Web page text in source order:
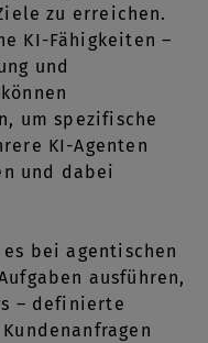
zu erreichen.
KI-Fähigkeiten –
und
um spezifische
KI-Agenten
und dabei
bei agentischen
ausführen,
– definierte